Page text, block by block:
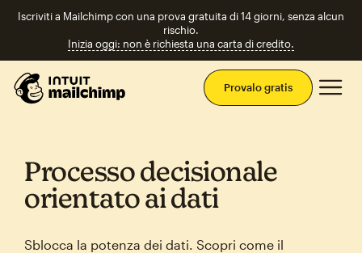
Iscriviti a Mailchimp con una prova gratuita di 14 giorni, senza alcun
rischio.
Inizia oggi: non è richiesta una carta di credito.
Provalo gratis
Processo decisionale
orientato ai dati
Sblocca la potenza dei dati. Scopri come il